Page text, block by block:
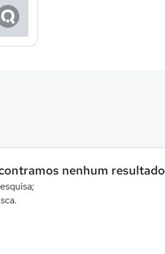
nenhum resultado